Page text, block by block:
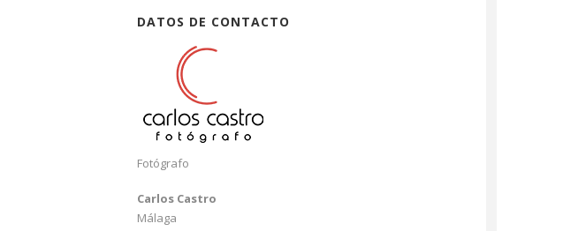
DATOS DE CONTACTO
Fotógrafo
Carlos Castro
Málaga